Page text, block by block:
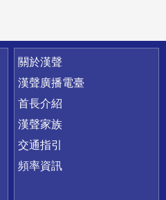
關於漢聲
漢聲廣播電臺
首長介紹
漢聲家族
交通指引
頻率資訊